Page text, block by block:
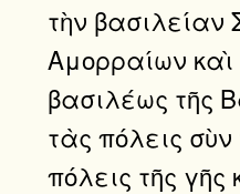
τὴν
Αμορραίων
βασιλέως τῆς
τὰς πόλεις σὺν
πόλεις τῆς γῆς